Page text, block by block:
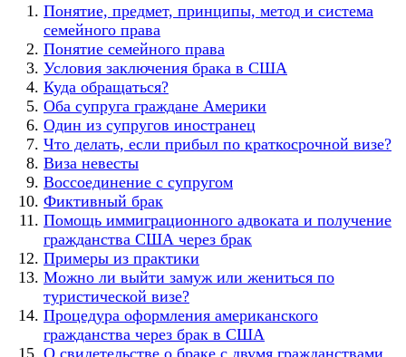
Понятие, предмет, принципы, метод и система
семейного права
Понятие семейного права
Условия заключения брака в США
Куда обращаться?
Оба супруга граждане Америки
Один из супругов иностранец
Что делать, если прибыл по краткосрочной визе?
Виза невесты
Воссоединение с супругом
Фиктивный брак
Помощь иммиграционного адвоката и получение
гражданства США через брак
Примеры из практики
Можно ли выйти замуж или жениться по
туристической визе?
Процедура оформления американского
гражданства через брак в США
О свидетельстве о браке с двумя гражданствами